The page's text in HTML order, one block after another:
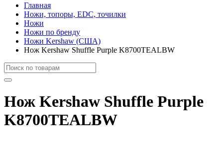
Главная
Ножи, топоры, EDC, точилки
Ножи
Ножи по бренду
Ножи Kershaw (США)
Нож Kershaw Shuffle Purple K8700TEALBW
Нож Kershaw Shuffle Purple
K8700TEALBW